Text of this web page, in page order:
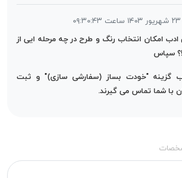
امکان انتخاب رنگ و طرح در چه مرحله ایی از
سپاس
گزینه "خودت بساز (سفارشی سازی)" و ثبت
با شما تماس می گیرند.